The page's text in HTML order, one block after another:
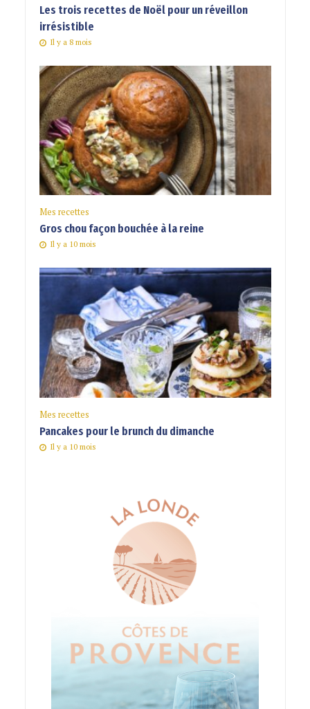
Les trois recettes de Noël pour un réveillon
irrésistible
Il y a 8 mois
Mes recettes
Gros chou façon bouchée à la reine
Il y a 10 mois
Mes recettes
Pancakes pour le brunch du dimanche
Il y a 10 mois